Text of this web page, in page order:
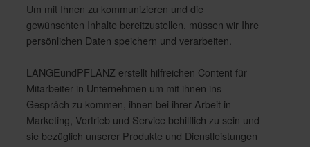
Um mit Ihnen zu kommunizieren und die
gewünschten Inhalte bereitzustellen, müssen wir Ihre
persönlichen Daten speichern und verarbeiten.
LANGEundPFLANZ erstellt hilfreichen Content für
Mitarbeiter in Unternehmen um mit ihnen ins
Gespräch zu kommen, ihnen bei ihrer Arbeit in
Marketing, Vertrieb und Service behilflich zu sein und
sie bezüglich unserer Produkte und Dienstleistungen